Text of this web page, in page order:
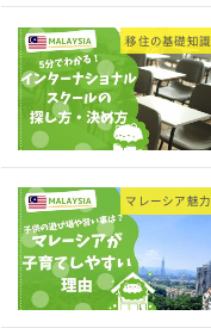
移住の基礎知識
マレーシア魅力